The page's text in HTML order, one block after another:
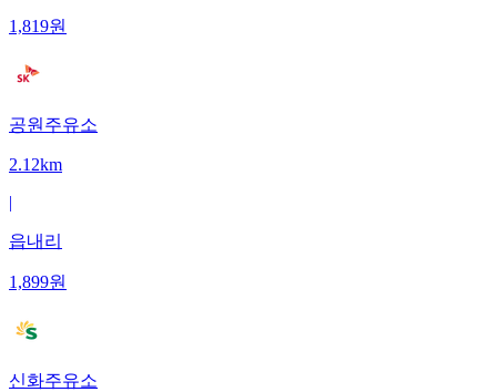
1,819원
공원주유소
2.12km
|
읍내리
1,899원
신화주유소